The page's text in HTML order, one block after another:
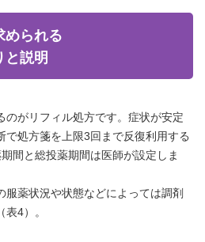
められる
と説明
のがリフィル処方です。症状が安定
で処方箋を上限3回まで反復利用する
間と総投薬期間は医師が設定しま
服薬状況や状態などによっては調剤
4）。